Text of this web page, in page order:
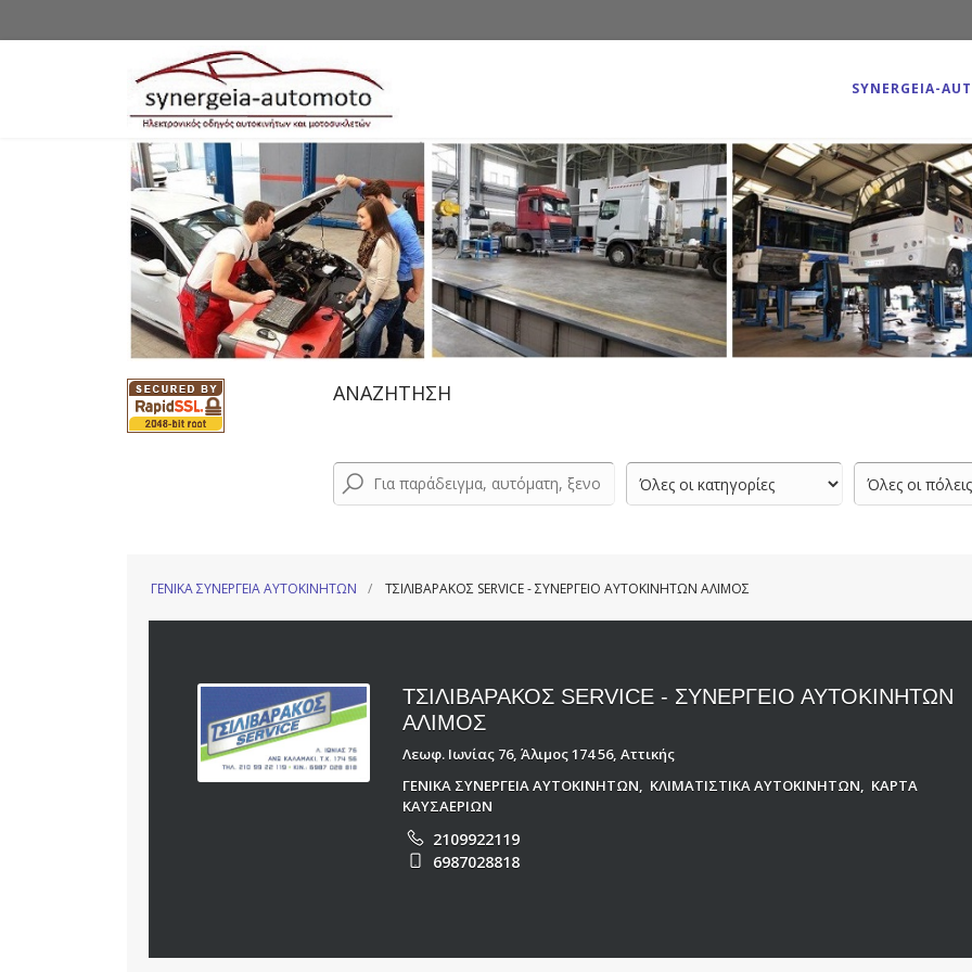
SYNERGEIA-
ΑΝΑΖΗΤΗΣΗ
ΓΕΝΙΚΑ ΣΥΝΕΡΓΕΙΑ ΑΥΤΟΚΙΝΗΤΩΝ ΤΣΙΛΙΒΑΡΑΚΟΣ SERVICE - ΣΥΝΕΡΓΕΙΟ ΑΥΤΟΚΙΝΗΤΩΝ ΑΛΙΜΟΣ
ΤΣΙΛΙΒΑΡΑΚΟΣ SERVICE - ΣΥΝΕΡΓΕΙΟ ΑΥΤΟΚΙΝΗΤΩΝ
ΑΛΙΜΟΣ
Λεωφ. Ιωνίας 76, Άλιμος 174 56, Αττικής
ΓΕΝΙΚΑ ΣΥΝΕΡΓΕΙΑ ΑΥΤΟΚΙΝΗΤΩΝ
ΚΛΙΜΑΤΙΣΤΙΚΑ ΑΥΤΟΚΙΝΗΤΩΝ
ΚΑΡΤΑ
ΚΑΥΣΑΕΡΙΩΝ
2109922119
6987028818